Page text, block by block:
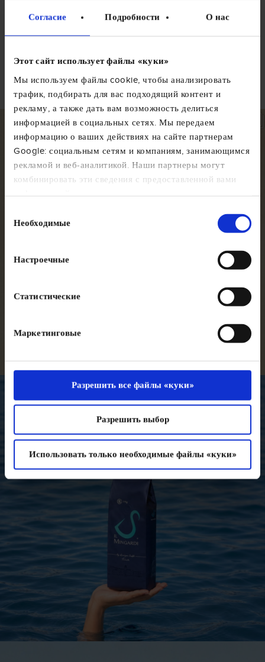
Согласие Подробности О нас
Этот сайт использует файлы «куки»
Мы используем файлы cookie, чтобы анализировать
трафик, подбирать для вас подходящий контент и
рекламу, а также дать вам возможность делиться
информацией в социальных сетях. Мы передаем
информацию о ваших действиях на сайте партнерам
Google: социальным сетям и компаниям, занимающимся
рекламой и веб-аналитикой. Наши партнеры могут
комбинировать эти сведения с предоставленной вами
использовать наш сайт, вы соглашаетесь на
согласия
Необходимые
Настроечные
Статистические
Маркетинговые
Разрешить все файлы «куки»
Разрешить выбор
Использовать только необходимые файлы «куки»
Social Wall
@amigoscaffe